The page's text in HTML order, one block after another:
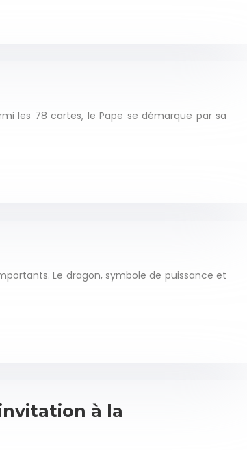
les 78 cartes, le Pape se démarque par sa
Le dragon, symbole de puissance et
à la